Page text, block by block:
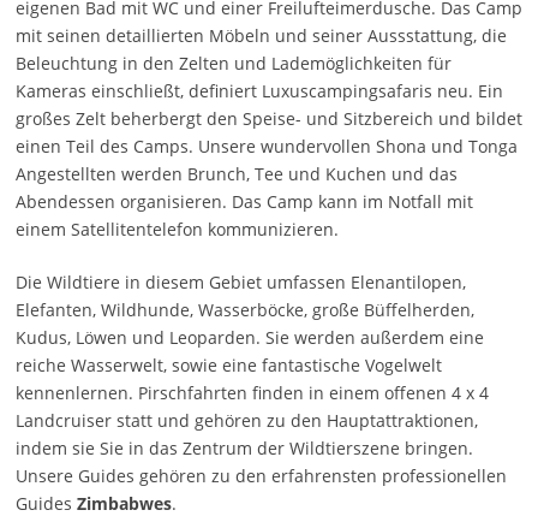
eigenen Bad mit WC und einer Freilufteimerdusche. Das Camp
mit seinen detaillierten Möbeln und seiner Aussstattung, die
Beleuchtung in den Zelten und Lademöglichkeiten für
Kameras einschließt, definiert Luxuscampingsafaris neu. Ein
großes Zelt beherbergt den Speise- und Sitzbereich und bildet
einen Teil des Camps. Unsere wundervollen Shona und Tonga
Angestellten werden Brunch, Tee und Kuchen und das
Abendessen organisieren. Das Camp kann im Notfall mit
einem Satellitentelefon kommunizieren.
Die Wildtiere in diesem Gebiet umfassen Elenantilopen,
Elefanten, Wildhunde, Wasserböcke, große Büffelherden,
Kudus, Löwen und Leoparden. Sie werden außerdem eine
reiche Wasserwelt, sowie eine fantastische Vogelwelt
kennenlernen. Pirschfahrten finden in einem offenen 4 x 4
Landcruiser statt und gehören zu den Hauptattraktionen,
indem sie Sie in das Zentrum der Wildtierszene bringen.
Unsere Guides gehören zu den erfahrensten professionellen
Guides Zimbabwes.